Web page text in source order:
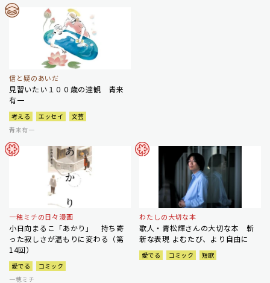
信と疑のあいだ
見習いたい１００歳の達観 青来
有一
考える エッセイ
文芸
青来有一
一穂ミチの日々漫画
小日向まるこ「あかり」 持ち寄
った寂しさが温もりに変わる（第
14回）
愛でる
コミック
一穂ミチ
わたしの大切な本
歌人・青松輝さんの大切な本 斬
新な表現 よむたび、より自由に
愛でる コミック 短歌